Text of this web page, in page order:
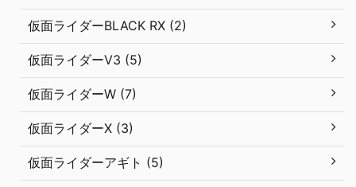
仮面ライダーBLACK RX (2)
仮面ライダーV3 (5)
仮面ライダーW (7)
仮面ライダーX (3)
仮面ライダーアギト (5)